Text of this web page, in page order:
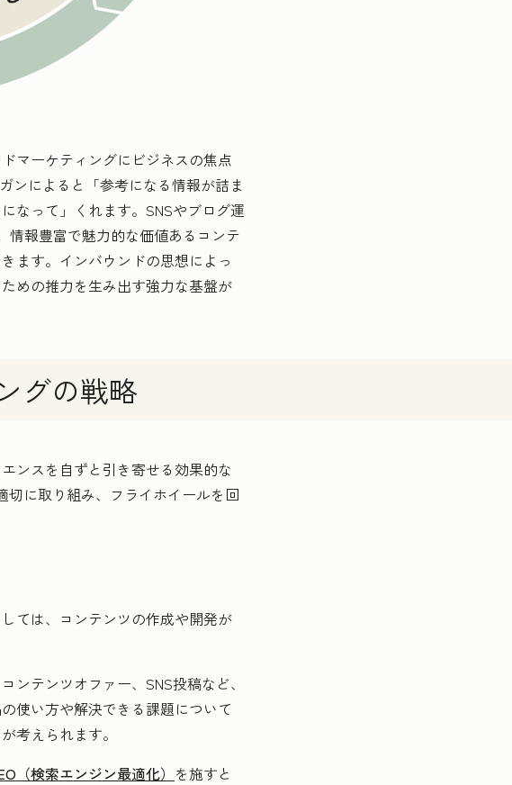
マーケティングにビジネスの焦点
ンによると「参考になる情報が詰ま
なって」くれます。SNSやブログ運
情報豊富で魅力的な価値あるコンテ
ます。インバウンドの思想によっ
めの推力を生み出す強力な基盤が
グの戦略
ンスを自ずと引き寄せる効果的な
切に取り組み、フライホイールを回
ては、コンテンツの作成や開発が
テンツオファー、SNS投稿など、
使い方や解決できる課題について
考えられます。
（検索エンジン最適化） を施すと